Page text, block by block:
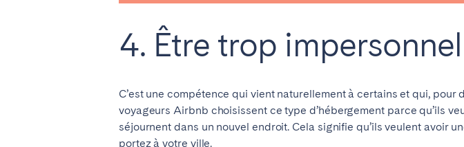
4. Être trop
C’est une compétence qui vient naturellement à certains et qui,
voyageurs Airbnb choisissent ce type d’hébergement parce qu’ils
séjournent dans un nouvel endroit. Cela signifie qu’ils veulent avoir
portez à votre ville.
Viana do Castelo
AZORES
Ponta Delgada
Choisir la
English
Français